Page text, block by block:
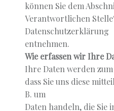
können Sie dem
Verantwortlichen
Datenschutzerklärung
entnehmen.
Wie erfassen wir Ihre
Ihre Daten werden
dass Sie uns diese
B. um
Daten handeln, die